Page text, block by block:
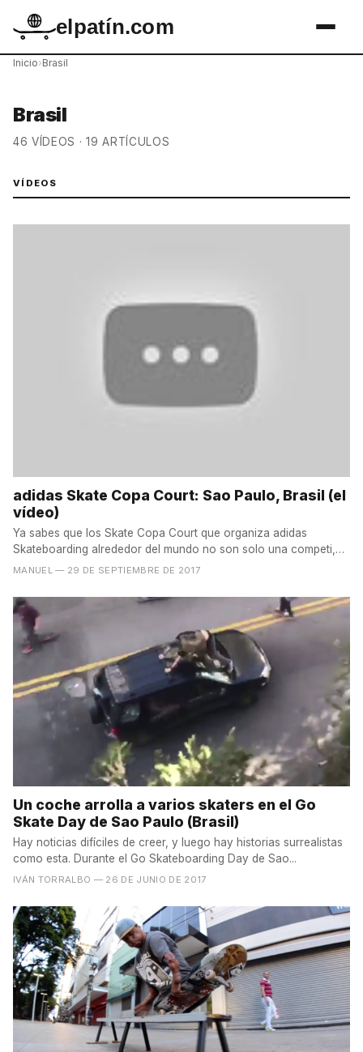
elpatín.com
Inicio›Brasil
Brasil
46 VÍDEOS · 19 ARTÍCULOS
VÍDEOS
adidas Skate Copa Court: Sao Paulo, Brasil (el
vídeo)
Ya sabes que los Skate Copa Court que organiza adidas
Skateboarding alrededor del mundo no son solo una competi,
sino...
MANUEL — 29 DE SEPTIEMBRE DE 2017
Un coche arrolla a varios skaters en el Go
Skate Day de Sao Paulo (Brasil)
Hay noticias difíciles de creer, y luego hay historias surrealistas
como esta. Durante el Go Skateboarding Day de Sao...
IVÁN TORRALBO — 26 DE JUNIO DE 2017